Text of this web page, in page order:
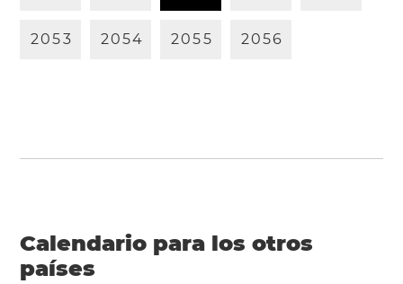
2053 2054 2055 2056
Calendario para los otros
países